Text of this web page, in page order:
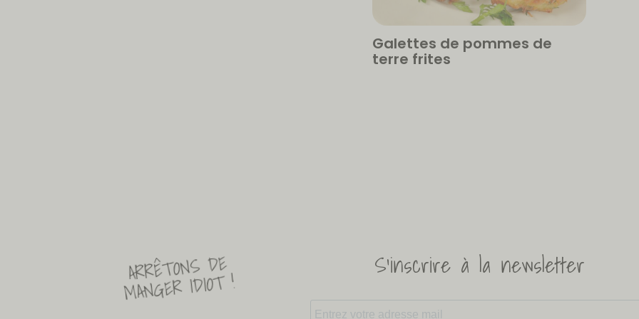
Galettes de pommes de
terre frites
ARRÊTONS DE
MANGER IDIOT !
S'inscrire à la newsletter